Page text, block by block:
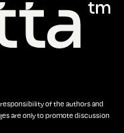
of the authors and
are only to promote discussion